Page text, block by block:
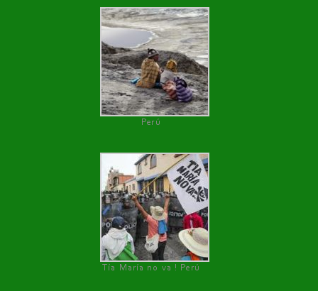
Perú
Tía María no va ! Perú